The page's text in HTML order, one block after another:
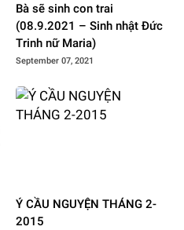
Bà sẽ sinh con trai
(08.9.2021 – Sinh nhật Đức
Trinh nữ Maria)
September 07, 2021
Ý CẦU NGUYỆN THÁNG 2-
2015